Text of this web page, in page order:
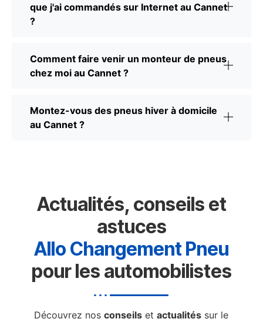
que j'ai commandés sur Internet au Cannet
?
Comment faire venir un monteur de pneus
chez moi au Cannet ?
Montez-vous des pneus hiver à domicile
au Cannet ?
Actualités, conseils et
astuces
Allo Changement Pneu
pour les automobilistes
Découvrez nosconseils etactualités sur le